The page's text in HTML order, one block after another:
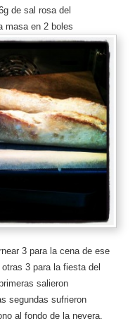
de sal rosa del
masa en 2 boles
3 para la cena de ese
3 para la fiesta del
salieron
segundas sufrieron
al fondo de la nevera.